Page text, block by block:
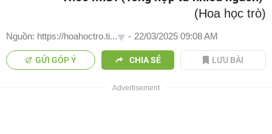
(Hoa học trò)
Nguồn: https://hoahoctro.ti... - 22/03/2025 09:08 AM
GỬI GÓP Ý CHIA SẺ LƯU BÀI